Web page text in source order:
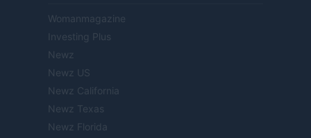
Womanmagazine
Investing Plus
Newz
Newz US
Newz California
Newz Texas
Newz Florida